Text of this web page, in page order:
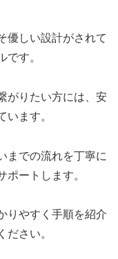
優しい設計がされて
です。
がりたい方には、安
います。
までの流れを丁寧に
ートします。
りやすく手順を紹介
ださい。